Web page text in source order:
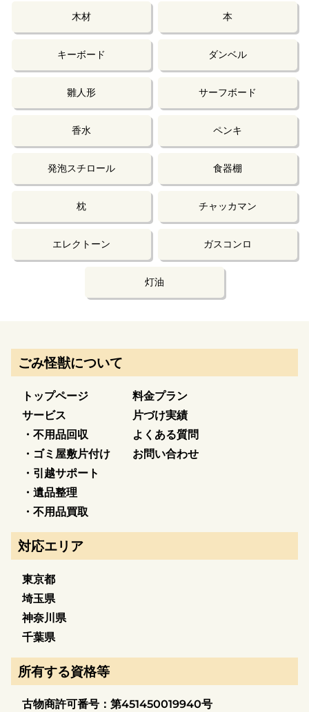
木材 本
キーボード ダンベル
雛人形 サーフボード
香水 ペンキ
発泡スチロール 食器棚
枕 チャッカマン
エレクトーン ガスコンロ
灯油
ごみ怪獣について
トップページ
サービス
・不用品回収
・ゴミ屋敷片付け
・引越サポート
・遺品整理
・不用品買取
料金プラン
片づけ実績
よくある質問
お問い合わせ
対応エリア
東京都
埼玉県
神奈川県
千葉県
所有する資格等
古物商許可番号：第451450019940号